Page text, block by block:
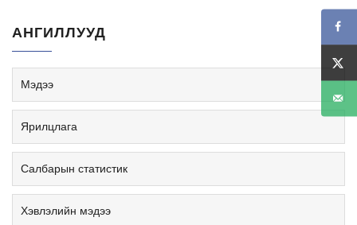
АНГИЛЛУУД
Мэдээ
Ярилцлага
Салбарын статистик
Хэвлэлийн мэдээ